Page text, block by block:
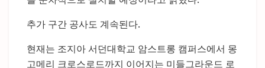
추가 구간 공사도 계속된다.
현재는 조지아 서던대학교 암스트롱 캠퍼스에서 몽
고메리 크로스로드까지 이어지는 미들그라운드 로